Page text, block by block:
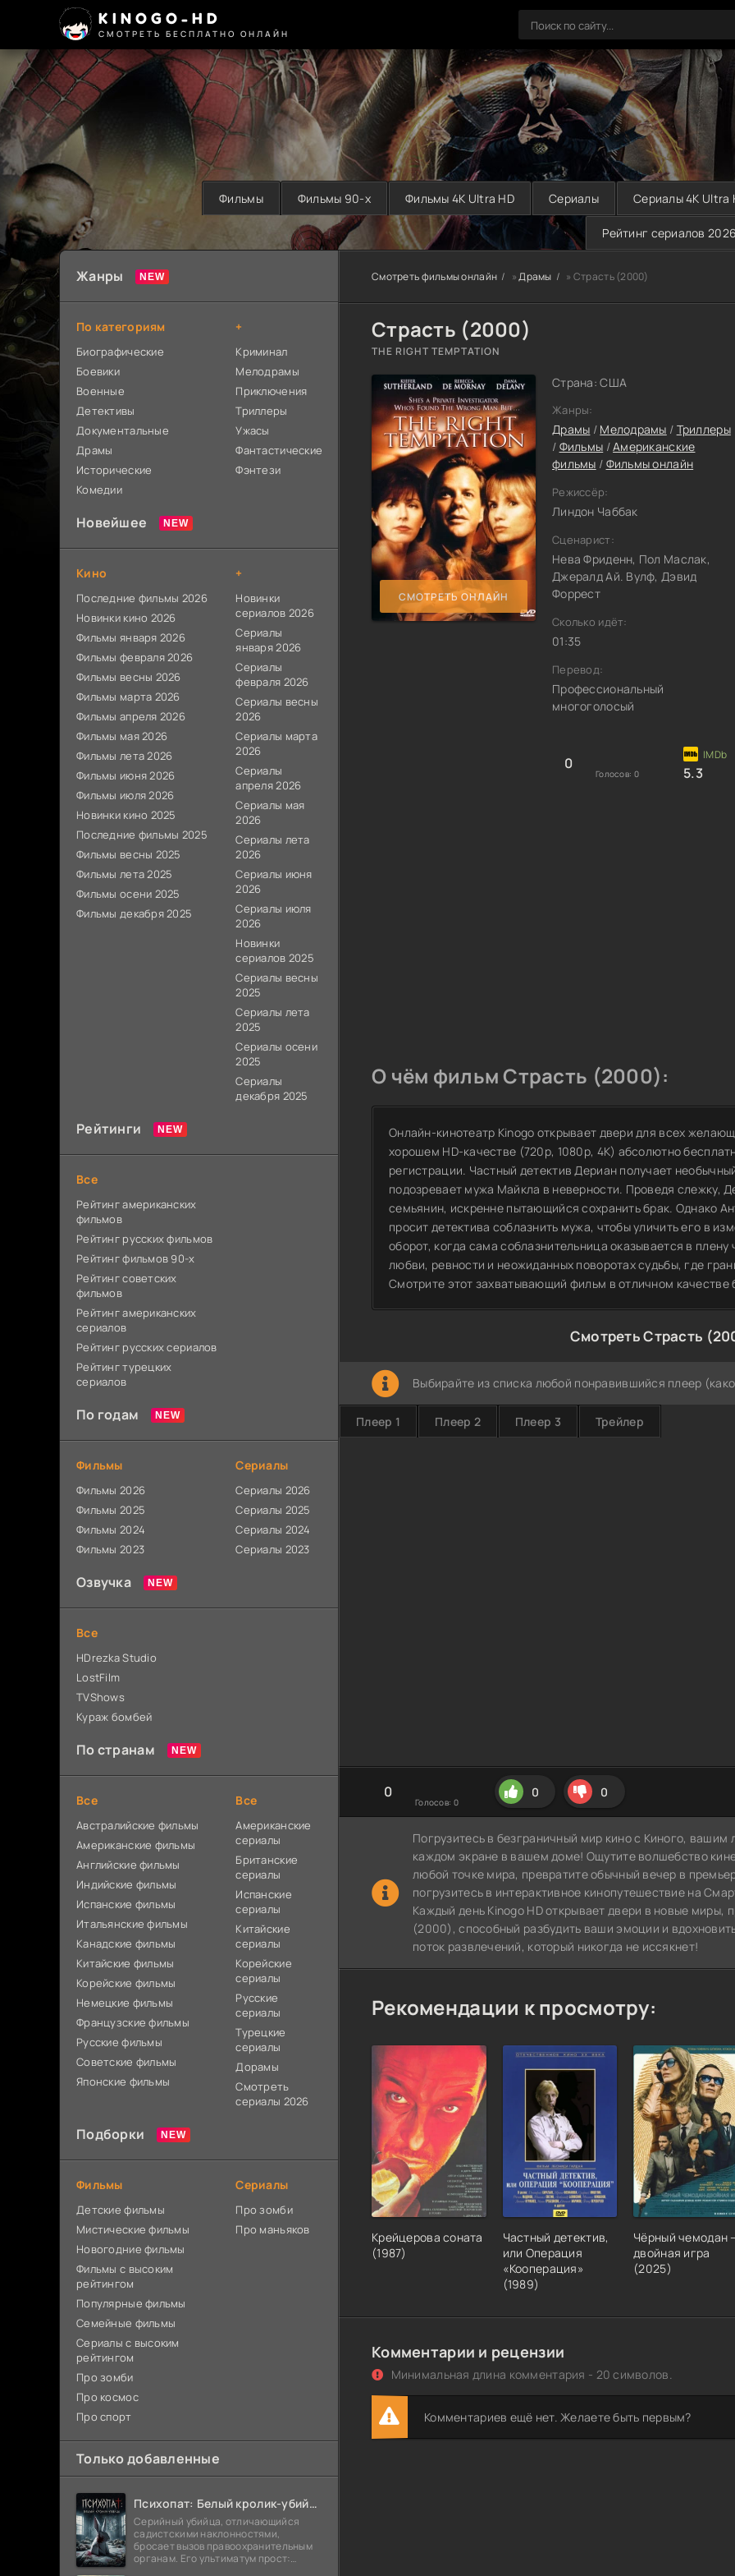
KINOGO-HD
СМОТРЕТЬ БЕСПЛАТНО ОНЛАЙН
Фильмы Фильмы 90-х Фильмы 4K Ultra HD Сериалы Сериалы 4K Ultra
Рейтинг сериалов 2026
Смотреть фильмы онлайн »Драмы » Страсть (2000)
Страсть (2000)
THE RIGHT TEMPTATION
СМОТРЕТЬ ОНЛАЙН
Страна: США
Жанры:
Драмы / Мелодрамы / Триллеры
/ Фильмы /Американские
фильмы / Фильмы онлайн
Режиссёр:
Линдон Чаббак
Сценарист:
Нева Фриденн, Пол Маслак,
Джералд Ай. Вулф, Дэвид
Форрест
Сколько идёт:
01:35
Перевод:
Профессиональный
многоголосый
0
Голосов: 0 5.3
О чём фильм Страсть (2000):
Онлайн-кинотеатр Kinogo открывает двери для всех
хорошем HD-качестве (720p, 1080p, 4K) абсолютно
регистрации. Частный детектив Дериан получает
подозревает мужа Майкла в неверности. Проведя слежку,
семьянин, искренне пытающийся сохранить брак. Однако
просит детектива соблазнить мужа, чтобы уличить его в
оборот, когда сама соблазнительница оказывается в
любви, ревности и неожиданных поворотах судьбы, где
Смотрите этот захватывающий фильм в отличном качестве
Смотреть Страсть
Выбирайте из списка любой понравившийся плеер
Плеер 1 Плеер 2 Плеер 3 Трейлер
0
Голосов: 0
0 0
Погрузитесь в безграничный мир кино с Киного,
каждом экране в вашем доме! Ощутите волшебство
любой точке мира, превратите обычный вечер в
погрузитесь в интерактивное кинопутешествие на
Каждый день Kinogo HD открывает двери в новые миры,
(2000), способный разбудить ваши эмоции и
поток развлечений, который никогда не иссякнет!
Рекомендации к просмотру:
Крейцерова соната
(1987)
Частный детектив,
или Операция
«Кооперация»
(1989)
Чёрный чемодан –
двойная игра
(2025)
Комментарии и рецензии
Минимальная длина комментария - 20 символов.
Комментариев ещё нет. Желаете быть первым?
Жанры
По категориям
Биографические
Боевики
Военные
Детективы
Документальные
Драмы
Исторические
Комедии
+
Криминал
Мелодрамы
Приключения
Триллеры
Ужасы
Фантастические
Фэнтези
Новейшее
Кино
Последние фильмы 2026
Новинки кино 2026
Фильмы января 2026
Фильмы февраля 2026
Фильмы весны 2026
Фильмы марта 2026
Фильмы апреля 2026
Фильмы мая 2026
Фильмы лета 2026
Фильмы июня 2026
Фильмы июля 2026
Новинки кино 2025
Последние фильмы 2025
Фильмы весны 2025
Фильмы лета 2025
Фильмы осени 2025
Фильмы декабря 2025
+
Новинки
сериалов 2026
Сериалы
января 2026
Сериалы
февраля 2026
Сериалы весны
2026
Сериалы марта
2026
Сериалы
апреля 2026
Сериалы мая
2026
Сериалы лета
2026
Сериалы июня
2026
Сериалы июля
2026
Новинки
сериалов 2025
Сериалы весны
2025
Сериалы лета
2025
Сериалы осени
2025
Сериалы
декабря 2025
Рейтинги
Все
Рейтинг американских
фильмов
Рейтинг русских фильмов
Рейтинг фильмов 90-х
Рейтинг советских
фильмов
Рейтинг американских
сериалов
Рейтинг русских сериалов
Рейтинг турецких
сериалов
По годам
Фильмы
Фильмы 2026
Фильмы 2025
Фильмы 2024
Фильмы 2023
Сериалы
Сериалы 2026
Сериалы 2025
Сериалы 2024
Сериалы 2023
Озвучка
Все
HDrezka Studio
LostFilm
TVShows
Кураж бомбей
По странам
Все
Австралийские фильмы
Американские фильмы
Английские фильмы
Индийские фильмы
Испанские фильмы
Итальянские фильмы
Канадские фильмы
Китайские фильмы
Корейские фильмы
Немецкие фильмы
Французские фильмы
Русские фильмы
Советские фильмы
Японские фильмы
Все
Американские
сериалы
Британские
сериалы
Испанские
сериалы
Китайские
сериалы
Корейские
сериалы
Русские
сериалы
Турецкие
сериалы
Дорамы
Смотреть
сериалы 2026
Подборки
Фильмы
Детские фильмы
Мистические фильмы
Новогодние фильмы
Фильмы с высоким
рейтингом
Популярные фильмы
Семейные фильмы
Сериалы с высоким
рейтингом
Про зомби
Про космос
Про спорт
Сериалы
Про зомби
Про маньяков
Только добавленные
Психопат: Белый кролик-убийца (2026)
Серийный убийца, отличающийся
садистскими наклонностями,
бросает вызов правоохранительным
органам. Его ультиматум прост: